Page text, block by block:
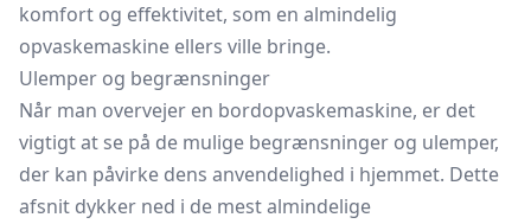
komfort og effektivitet, som en almindelig
opvaskemaskine ellers ville bringe.
Ulemper og begrænsninger
Når man overvejer en bordopvaskemaskine, er det
vigtigt at se på de mulige begrænsninger og ulemper,
der kan påvirke dens anvendelighed i hjemmet. Dette
afsnit dykker ned i de mest almindelige